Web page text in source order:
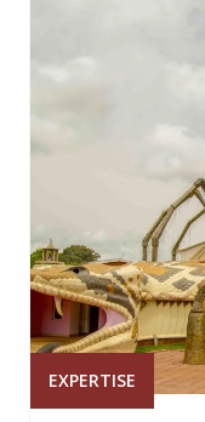
EXPERTISE